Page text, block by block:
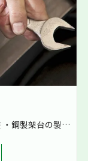
＜配管工事＞ ・配管敷設作業 ・配管の溶接 ・鋼製架台の製作など ・空気の配管 ・油配管 ・水配管 ・燃料配管などを加工 8割現場での作業となり、発電所や工場といった大きな現場も施工しています！ まずは先輩補助として軽作業から一緒に作業をしていきます。 1現場4～8名で対応し、困ったときもすぐに相談出来る環境です。